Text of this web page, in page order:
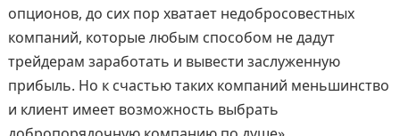
опционов, до сих пор хватает недобросовестных
компаний, которые любым способом не дадут
трейдерам заработать и вывести заслуженную
прибыль. Но к счастью таких компаний меньшинство
и клиент имеет возможность выбрать